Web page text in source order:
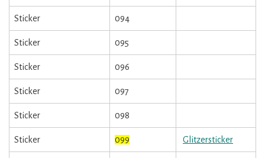
Sticker 094
Sticker 095
Sticker 096
Sticker 097
Sticker 098
Sticker 099 Glitzersticker